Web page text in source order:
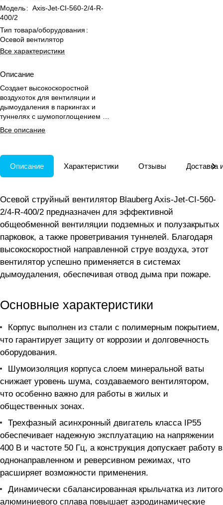
Модель: Axis-Jet-CI-560-2/4-R-
400/2
Тип товара/оборудования :
Осевой вентилятор
Все характеристики
Описание
Создает высокоскоростной
воздухоток для вентиляции и
дымоудаления в паркингах и
туннелях с шумопоглощением и
под потолком.
Все описание
Описание Характеристики Отзывы Доставка
Осевой струйный вентилятор Blauberg Axis-Jet-CI-560-
2/4-R-400/2 предназначен для эффективной
общеобменной вентиляции подземных и полузакрытых
парковок, а также проветривания туннелей. Благодаря
высокоскоростной направленной струе воздуха, этот
вентилятор успешно применяется в системах
дымоудаления, обеспечивая отвод дыма при пожаре.
Основные характеристики
Корпус выполнен из стали с полимерным покрытием,
что гарантирует защиту от коррозии и долговечность
оборудования.
Шумоизоляция корпуса слоем минеральной ваты
снижает уровень шума, создаваемого вентилятором,
что особенно важно для работы в жилых и
общественных зонах.
Трехфазный асинхронный двигатель класса IP55
обеспечивает надежную эксплуатацию на напряжении
400 В и частоте 50 Гц, а конструкция допускает работу в
однонаправленном и реверсивном режимах, что
расширяет возможности применения.
Динамически сбалансированная крыльчатка из литого
алюминиевого сплава повышает аэродинамические